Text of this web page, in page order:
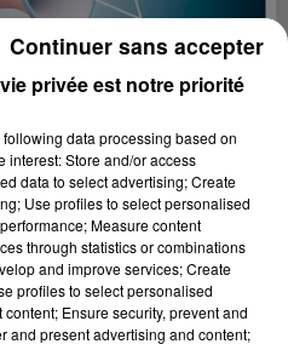
privée est notre priorité
following data processing based on
interest: Store and/or access
data to select advertising; Create
Use profiles to select personalised
Measure content
through statistics or combinations
and improve services; Create
profiles to select personalised
Ensure security, prevent and
and present advertising and content;
Continuer sans accepter